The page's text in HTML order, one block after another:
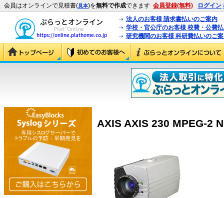
会員はオンラインで見積書(見本)を無料で作成できます 会員登録(無料) ログイン
法人のお客様 請求書払いのご案内
学校・官公庁のお客様 校費・公費
研究機関のお客様 科研費払いのご
AXIS AXIS 230 MPEG-2